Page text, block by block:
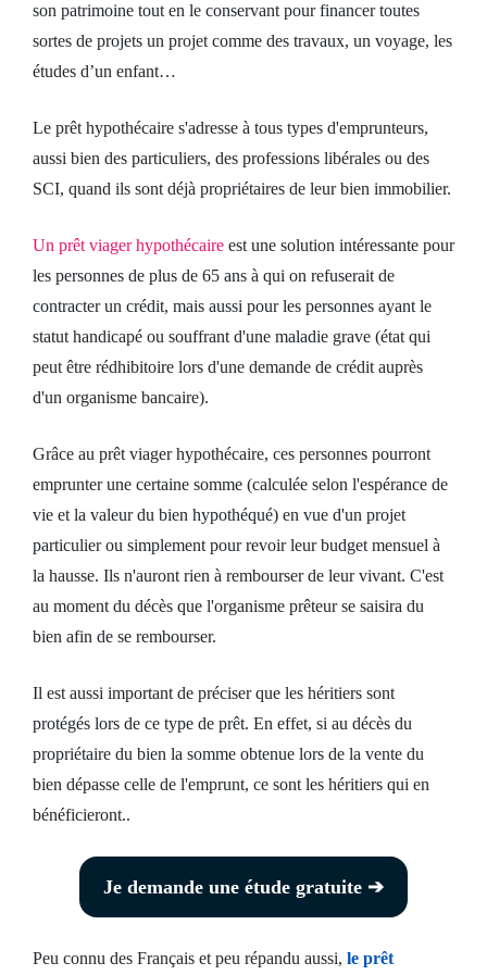
son patrimoine tout en le conservant pour financer toutes
sortes de projets un projet comme des travaux, un voyage, les
études d’un enfant…
Le prêt hypothécaire s'adresse à tous types d'emprunteurs,
aussi bien des particuliers, des professions libérales ou des
SCI, quand ils sont déjà propriétaires de leur bien immobilier.
Un prêt viager hypothécaire est une solution intéressante pour
les personnes de plus de 65 ans à qui on refuserait de
contracter un crédit, mais aussi pour les personnes ayant le
statut handicapé ou souffrant d'une maladie grave (état qui
peut être rédhibitoire lors d'une demande de crédit auprès
d'un organisme bancaire).
Grâce au prêt viager hypothécaire, ces personnes pourront
emprunter une certaine somme (calculée selon l'espérance de
vie et la valeur du bien hypothéqué) en vue d'un projet
particulier ou simplement pour revoir leur budget mensuel à
la hausse. Ils n'auront rien à rembourser de leur vivant. C'est
au moment du décès que l'organisme prêteur se saisira du
bien afin de se rembourser.
Il est aussi important de préciser que les héritiers sont
protégés lors de ce type de prêt. En effet, si au décès du
propriétaire du bien la somme obtenue lors de la vente du
bien dépasse celle de l'emprunt, ce sont les héritiers qui en
bénéficieront..
Je demande une étude gratuite ➔
Peu connu des Français et peu répandu aussi, le prêt